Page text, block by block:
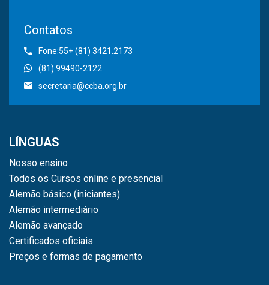
Contatos
Fone:55+ (81) 3421.2173
(81) 99490-2122
secretaria@ccba.org.br
LÍNGUAS
Nosso ensino
Todos os Cursos online e presencial
Alemão básico (iniciantes)
Alemão intermediário
Alemão avançado
Certificados oficiais
Preços e formas de pagamento